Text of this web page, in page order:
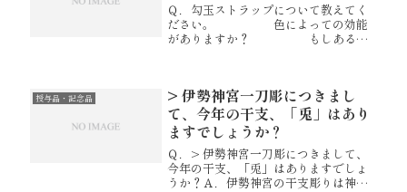
Ｑ．勾玉ストラップについて教えてく
ださい。 色によっての効能
がありますか？ もしあるの
表がございます。 ご参考下
さ...
授与品・記念品
> 伊勢神宮一刀彫につきまし
て、今年の干支、「兎」はあり
ますでしょうか？
Ｑ．> 伊勢神宮一刀彫につきまして、
今年の干支、「兎」はありますでしょ
うか？Ａ．伊勢神宮の干支彫りは神宮